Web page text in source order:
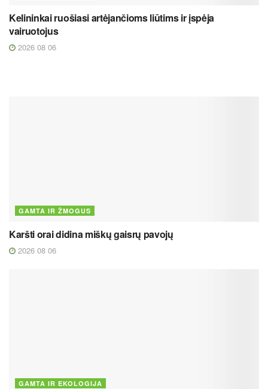
Kelininkai ruošiasi artėjančioms liūtims ir įspėja
vairuotojus
2026 08 06
GAMTA IR ŽMOGUS
Karšti orai didina miškų gaisrų pavojų
2026 08 06
GAMTA IR EKOLOGIJA